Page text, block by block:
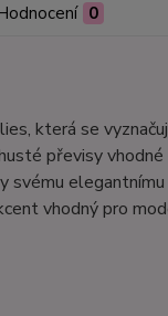
0
která se
převisy vhodné
svému
vhodný pro